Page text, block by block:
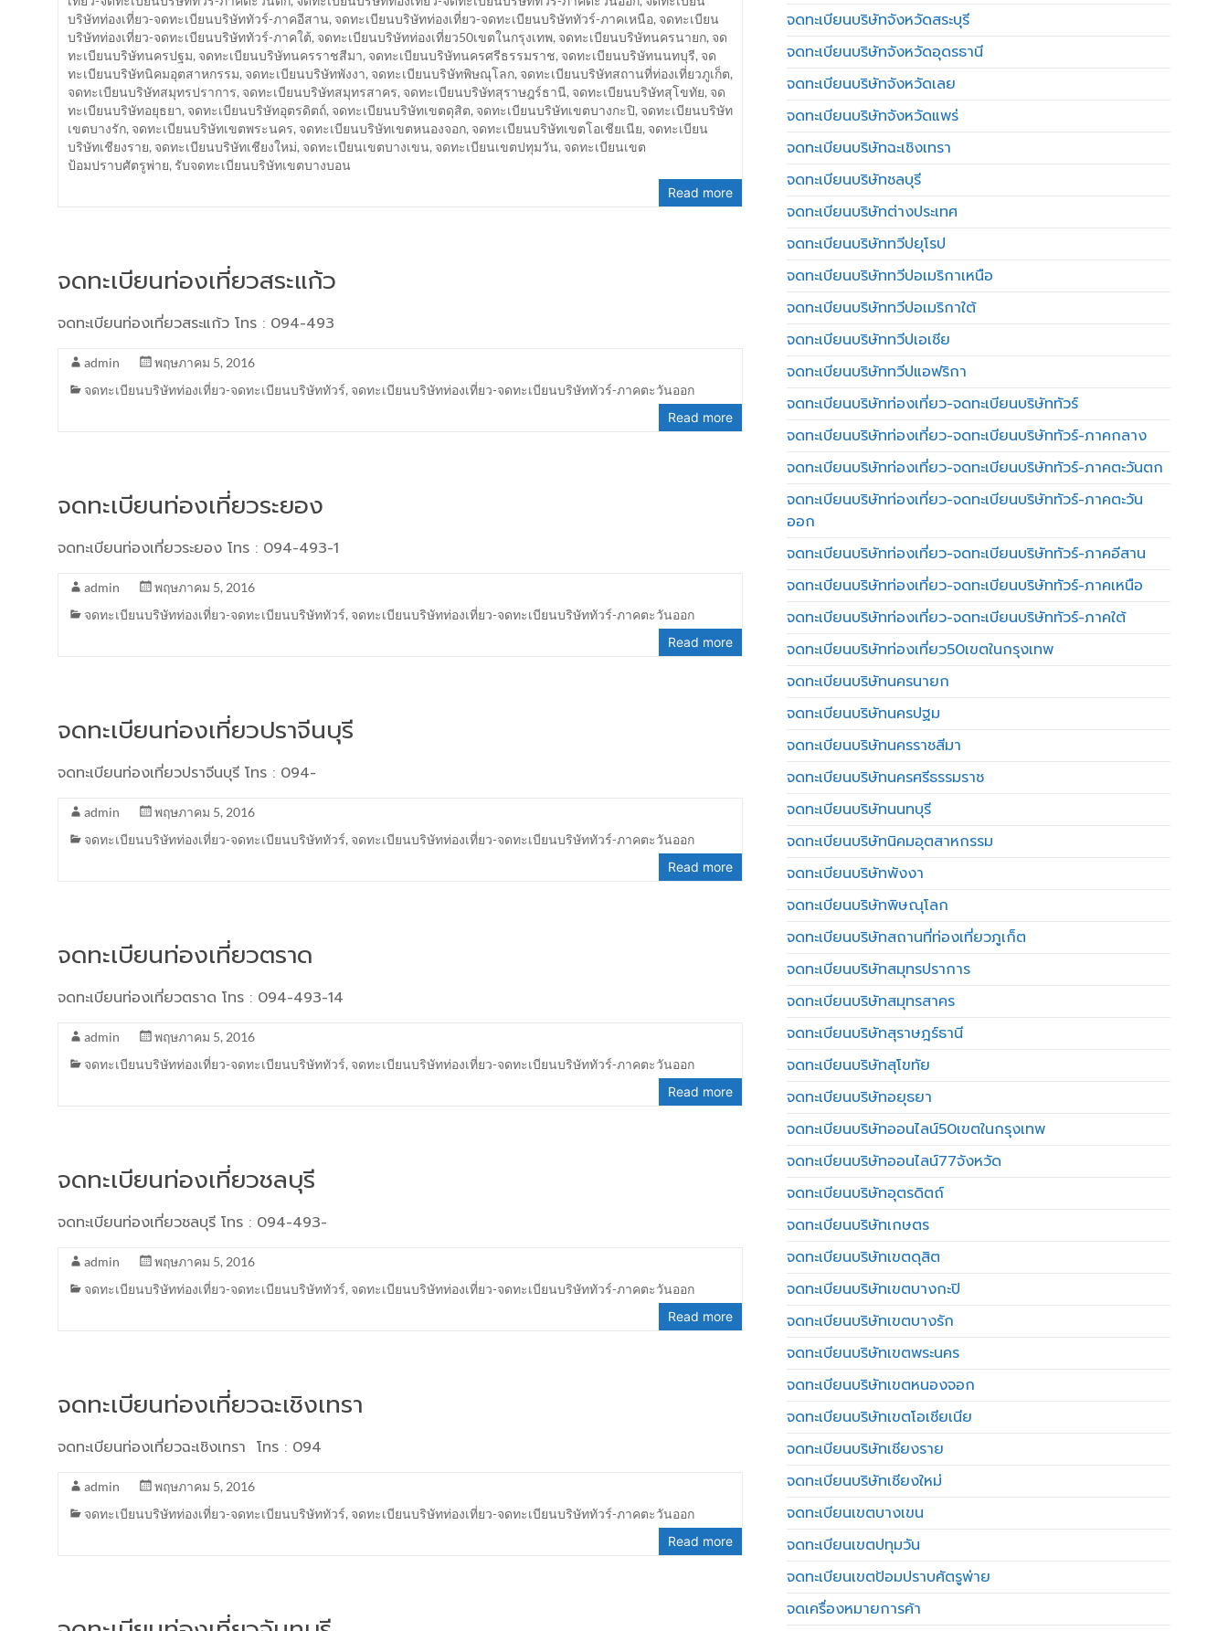
บริษัทท่องเที่ยว-จดทะเบียนบริษัททัวร์-ภาคอีสาน, จดทะเบียนบริษัทท่องเที่ยว-จดทะเบียนบริษัททัวร์-ภาคเหนือ, จดทะเบียน
บริษัทท่องเที่ยว-จดทะเบียนบริษัททัวร์-ภาคใต้, จดทะเบียนบริษัทท่องเที่ยว50เขตในกรุงเทพ, จดทะเบียนบริษัทนครนายก, จด
ทะเบียนบริษัทนครปฐม, จดทะเบียนบริษัทนครราชสีมา, จดทะเบียนบริษัทนครศรีธรรมราช, จดทะเบียนบริษัทนนทบุรี, จด
ทะเบียนบริษัทนิคมอุตสาหกรรม, จดทะเบียนบริษัทพังงา, จดทะเบียนบริษัทพิษณุโลก, จดทะเบียนบริษัทสถานที่ท่องเที่ยวภูเก็ต,
จดทะเบียนบริษัทสมุทรปราการ, จดทะเบียนบริษัทสมุทรสาคร, จดทะเบียนบริษัทสุราษฎร์ธานี, จดทะเบียนบริษัทสุโขทัย, จด
ทะเบียนบริษัทอยุธยา, จดทะเบียนบริษัทอุตรดิตถ์, จดทะเบียนบริษัทเขตดุสิต, จดทะเบียนบริษัทเขตบางกะปิ, จดทะเบียนบริษัท
เขตบางรัก, จดทะเบียนบริษัทเขตพระนคร, จดทะเบียนบริษัทเขตหนองจอก, จดทะเบียนบริษัทเขตโอเชียเนีย, จดทะเบียน
บริษัทเชียงราย, จดทะเบียนบริษัทเชียงใหม่, จดทะเบียนเขตบางเขน, จดทะเบียนเขตปทุมวัน, จดทะเบียนเขต
ป้อมปราบศัตรูพ่าย, รับจดทะเบียนบริษัทเขตบางบอน
Read more
จดทะเบียนท่องเที่ยวสระแก้ว
จดทะเบียนท่องเที่ยวสระแก้ว โทร : 094-493
admin
พฤษภาคม 5, 2016
จดทะเบียนบริษัทท่องเที่ยว-จดทะเบียนบริษัททัวร์, จดทะเบียนบริษัทท่องเที่ยว-จดทะเบียนบริษัททัวร์-ภาคตะวันออก
Read more
จดทะเบียนท่องเที่ยวระยอง
จดทะเบียนท่องเที่ยวระยอง โทร : 094-493-1
admin
พฤษภาคม 5, 2016
จดทะเบียนบริษัทท่องเที่ยว-จดทะเบียนบริษัททัวร์, จดทะเบียนบริษัทท่องเที่ยว-จดทะเบียนบริษัททัวร์-ภาคตะวันออก
Read more
จดทะเบียนท่องเที่ยวปราจีนบุรี
จดทะเบียนท่องเที่ยวปราจีนบุรี โทร : 094-
admin
พฤษภาคม 5, 2016
จดทะเบียนบริษัทท่องเที่ยว-จดทะเบียนบริษัททัวร์, จดทะเบียนบริษัทท่องเที่ยว-จดทะเบียนบริษัททัวร์-ภาคตะวันออก
Read more
จดทะเบียนท่องเที่ยวตราด
จดทะเบียนท่องเที่ยวตราด โทร : 094-493-14
admin
พฤษภาคม 5, 2016
จดทะเบียนบริษัทท่องเที่ยว-จดทะเบียนบริษัททัวร์, จดทะเบียนบริษัทท่องเที่ยว-จดทะเบียนบริษัททัวร์-ภาคตะวันออก
Read more
จดทะเบียนท่องเที่ยวชลบุรี
จดทะเบียนท่องเที่ยวชลบุรี โทร : 094-493-
admin
พฤษภาคม 5, 2016
จดทะเบียนบริษัทท่องเที่ยว-จดทะเบียนบริษัททัวร์, จดทะเบียนบริษัทท่องเที่ยว-จดทะเบียนบริษัททัวร์-ภาคตะวันออก
Read more
จดทะเบียนท่องเที่ยวฉะเชิงเทรา
จดทะเบียนท่องเที่ยวฉะเชิงเทรา โทร : 094
admin
พฤษภาคม 5, 2016
จดทะเบียนบริษัทท่องเที่ยว-จดทะเบียนบริษัททัวร์, จดทะเบียนบริษัทท่องเที่ยว-จดทะเบียนบริษัททัวร์-ภาคตะวันออก
Read more
จดทะเบียนบริษัทจังหวัดสระบุรี
จดทะเบียนบริษัทจังหวัดอุดรธานี
จดทะเบียนบริษัทจังหวัดเลย
จดทะเบียนบริษัทจังหวัดแพร่
จดทะเบียนบริษัทฉะเชิงเทรา
จดทะเบียนบริษัทชลบุรี
จดทะเบียนบริษัทต่างประเทศ
จดทะเบียนบริษัททวีปยุโรป
จดทะเบียนบริษัททวีปอเมริกาเหนือ
จดทะเบียนบริษัททวีปอเมริกาใต้
จดทะเบียนบริษัททวีปเอเชีย
จดทะเบียนบริษัททวีปแอฟริกา
จดทะเบียนบริษัทท่องเที่ยว-จดทะเบียนบริษัททัวร์
จดทะเบียนบริษัทท่องเที่ยว-จดทะเบียนบริษัททัวร์-ภาคกลาง
จดทะเบียนบริษัทท่องเที่ยว-จดทะเบียนบริษัททัวร์-ภาคตะวันตก
จดทะเบียนบริษัทท่องเที่ยว-จดทะเบียนบริษัททัวร์-ภาคตะวัน
ออก
จดทะเบียนบริษัทท่องเที่ยว-จดทะเบียนบริษัททัวร์-ภาคอีสาน
จดทะเบียนบริษัทท่องเที่ยว-จดทะเบียนบริษัททัวร์-ภาคเหนือ
จดทะเบียนบริษัทท่องเที่ยว-จดทะเบียนบริษัททัวร์-ภาคใต้
จดทะเบียนบริษัทท่องเที่ยว50เขตในกรุงเทพ
จดทะเบียนบริษัทนครนายก
จดทะเบียนบริษัทนครปฐม
จดทะเบียนบริษัทนครราชสีมา
จดทะเบียนบริษัทนครศรีธรรมราช
จดทะเบียนบริษัทนนทบุรี
จดทะเบียนบริษัทนิคมอุตสาหกรรม
จดทะเบียนบริษัทพังงา
จดทะเบียนบริษัทพิษณุโลก
จดทะเบียนบริษัทสถานที่ท่องเที่ยวภูเก็ต
จดทะเบียนบริษัทสมุทรปราการ
จดทะเบียนบริษัทสมุทรสาคร
จดทะเบียนบริษัทสุราษฎร์ธานี
จดทะเบียนบริษัทสุโขทัย
จดทะเบียนบริษัทอยุธยา
จดทะเบียนบริษัทออนไลน์50เขตในกรุงเทพ
จดทะเบียนบริษัทออนไลน์77จังหวัด
จดทะเบียนบริษัทอุตรดิตถ์
จดทะเบียนบริษัทเกษตร
จดทะเบียนบริษัทเขตดุสิต
จดทะเบียนบริษัทเขตบางกะปิ
จดทะเบียนบริษัทเขตบางรัก
จดทะเบียนบริษัทเขตพระนคร
จดทะเบียนบริษัทเขตหนองจอก
จดทะเบียนบริษัทเขตโอเชียเนีย
จดทะเบียนบริษัทเชียงราย
จดทะเบียนบริษัทเชียงใหม่
จดทะเบียนเขตบางเขน
จดทะเบียนเขตปทุมวัน
จดทะเบียนเขตป้อมปราบศัตรูพ่าย
จดเครื่องหมายการค้า